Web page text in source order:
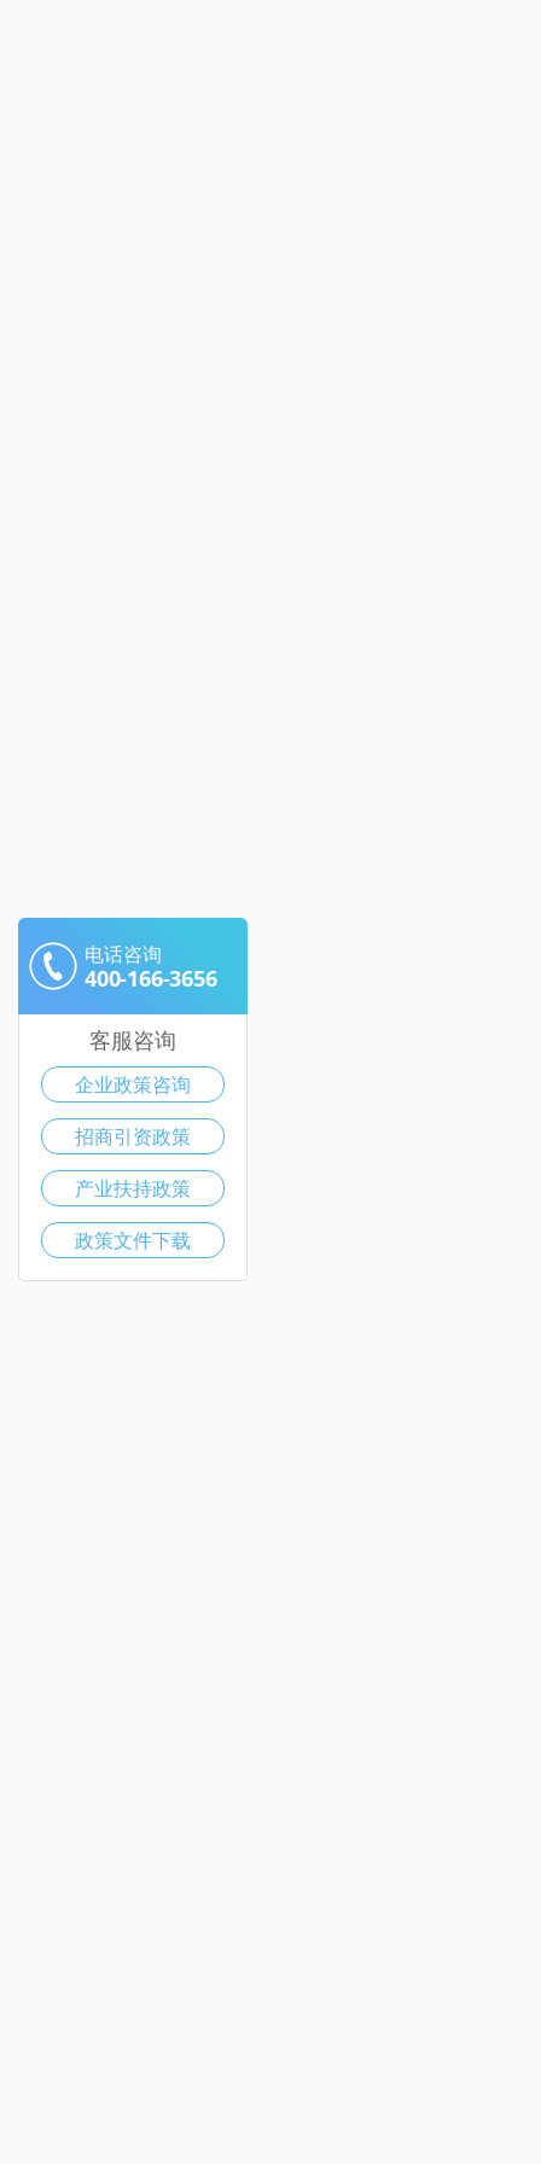
电话咨询
400-166-3656
客服咨询
企业政策咨询
招商引资政策
产业扶持政策
政策文件下载